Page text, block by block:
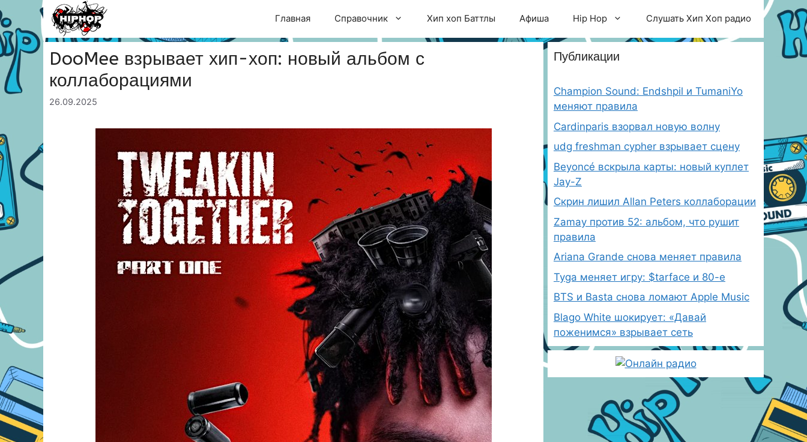
Перейти
к
содержимому
Главная Справочник Хип хоп Баттлы Афиша Hip Hop Слушать Хип Хоп радио
DooMee взрывает хип-хоп: новый альбом с
коллаборациями
26.09.2025
Публикации
Champion Sound: Endshpil и TumaniYo
меняют правила
Cardinparis взорвал новую волну
udg freshman cypher взрывает сцену
Beyoncé вскрыла карты: новый куплет
Jay-Z
Скрин лишил Allan Peters коллаборации
Zamay против 52: альбом, что рушит
правила
Ariana Grande снова меняет правила
Tyga меняет игру: $tarface и 80-е
BTS и Basta снова ломают Apple Music
Blago White шокирует: «Давай
поженимся» взрывает сеть